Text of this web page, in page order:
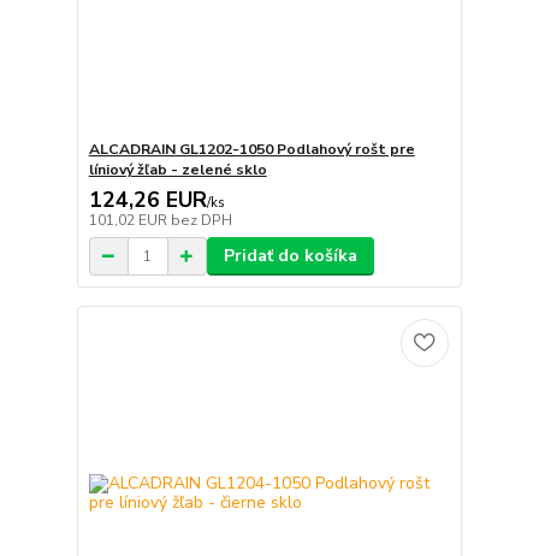
ALCADRAIN GL1202-1050 Podlahový rošt pre
líniový žľab - zelené sklo
124,26 EUR/ks
101,02 EUR bez DPH
Pridať do košíka